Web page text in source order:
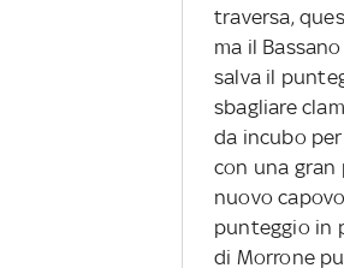
traversa,
ma il
salva il
sbagliare
da incubo
con una gran
nuovo
punteggio in
di Morrone